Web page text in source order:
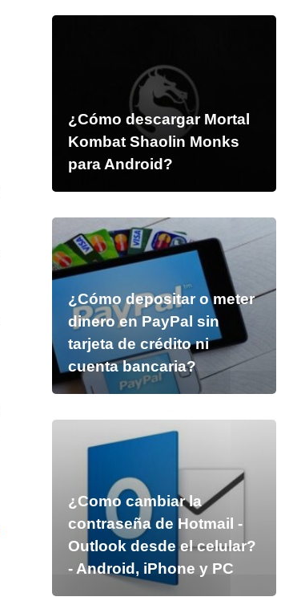
¿Cómo descargar Mortal
Kombat Shaolin Monks
para Android?
¿Cómo depositar o meter
dinero en PayPal sin
tarjeta de crédito ni
cuenta bancaria?
¿Como cambiar la
contraseña de Hotmail -
Outlook desde el celular?
- Android, iPhone y PC